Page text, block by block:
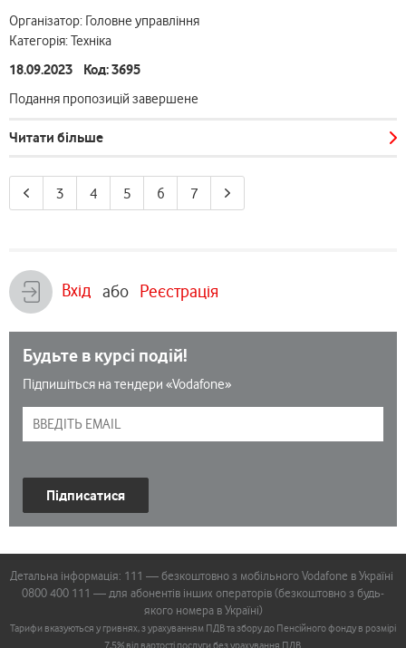
Організатор: Головне управління
Категорія: Техніка
18.09.2023 Код: 3695
Подання пропозицій завершене
Читати більше
3 4 5 6 7
Вхід або Реєстрація
Будьте в курсі подій!
Підпишіться на тендери «Vodafone»
Підписатися
Детальна інформація: 111 — безкоштовно з мобільного Vodafone в Україні
0800 400 111 — для абонентів інших операторів (безкоштовно з будь-
якого номера в Україні)
Тарифи вказуються у гривнях, з урахуванням ПДВ та збору до Пенсійного фонду в розмірі
7,5% від вартості послуги без урахування ПДВ.